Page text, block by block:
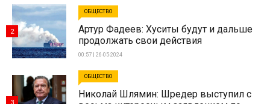
ОБЩЕСТВО
Артур Фадеев: Хуситы будут и дальше
продолжать свои действия
00:57 | 26-05-2024
2
ОБЩЕСТВО
Николай Шлямин: Шредер выступил с
3